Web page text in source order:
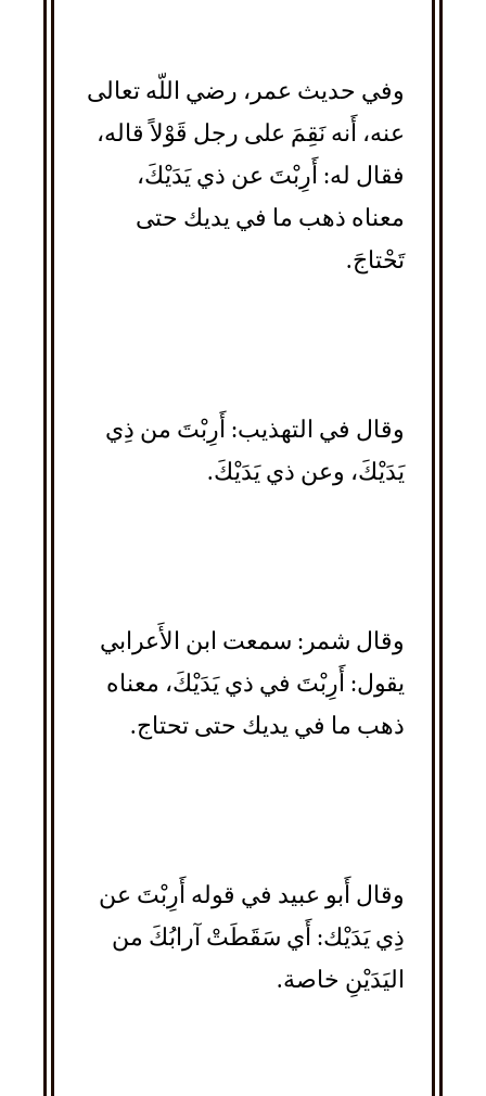
وفي حديث عمر، رضي اللّه تعالى
عنه، أَنه نَقِمَ على رجل قَوْلاً قاله،
فقال له: أَرِبْتَ عن ذي يَدَيْكَ،
معناه ذهب ما في يديك حتى
تَحْتاجَ.
وقال في التهذيب: أَرِبْتَ من ذِي
يَدَيْكَ، وعن ذي يَدَيْكَ.
وقال شمر: سمعت ابن الأَعرابي
يقول: أَرِبْتَ في ذي يَدَيْكَ، معناه
ذهب ما في يديك حتى تحتاج.
وقال أَبو عبيد في قوله أَرِبْتَ عن
ذِي يَدَيْك: أَي سَقَطَتْ آرابُكَ من
اليَدَيْنِ خاصة.